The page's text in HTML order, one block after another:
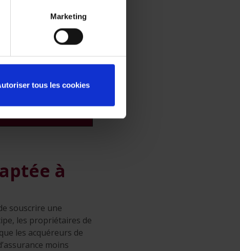
Marketing
tous les cookies
être en
de loi. Assurez-
soient
officielles de
à
souscrire une
les propriétaires de
les acquéreurs de
moins